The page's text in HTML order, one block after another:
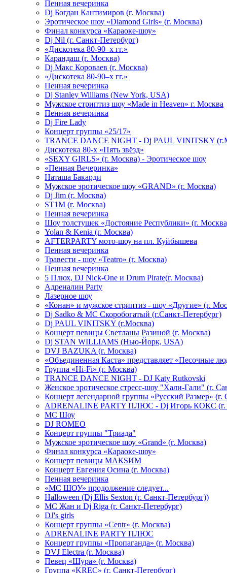
Пенная вечеринка
Dj Богдан Кантимиров (г. Москва)
Эротическое шоу «Diamond Girls» (г. Москва)
Финал конкурса «Караоке-шоу»
Dj Nil (г. Санкт-Петербург)
«Дискотека 80-90–х гг.»
Карандаш (г. Москва)
Dj Макс Короваев (г. Москва)
«Дискотека 80-90–х гг.»
Пенная вечеринка
Dj Stanley Williams (New York, USA)
Мужское стриптиз шоу «Made in Heaven» г. Москва
Пенная вечеринка
Dj Fire Lady
Концерт группы «25/17»
TRANCE DANCE NIGHT - Dj PAUL VINITSKY
Дискотека 80-х «Пять звёзд»
«SEXY GIRLS» (г. Москва) - Эротическое шоу
«Пенная Вечеринка»
Hаташа Бакарди
Мужское эротическое шоу «GRAND» (г. Москва)
Dj Jim (г. Москва)
ST1M (г. Москва)
Пенная вечеринка
Шоу толстушек «Достояние Республики» (г.
Yolan & Kenia (г. Москва)
AFTERPARTY мото-шоу на пл. Куйбышева
Пенная вечеринка
Травести - шоу «Teatro» (г. Москва)
Пенная вечеринка
5 Плюх, DJ Nick-One и Drum Pirate(г. Москва)
Адреналин Party
Лазерное шоу
«Конан» и мужское стриптиз - шоу «Другие» (г.
Dj Sadko & МС Скоробогатый (г.Санкт-Петербург)
Dj PAUL VINITSKY (г.Москва)
Концерт певицы Светланы Разиной (г. Москва)
Dj STAN WILLIAMS (Нью-Йорк, USA)
DVJ BAZUKA (г. Москва)
«Объединенная Каста» представляет «Песочные
Группа «Hi-Fi» (г. Москва)
TRANCE DANCE NIGHT - DJ Katy Rutkovski
Женское эротическое стресс-шоу "Хали-Гали" (г.
Концерт легендарной группы «Русский Размер» (г.
ADRENALINE PARTY ПЛЮС - Dj Игорь КОКС (г.
MC Шоу
DJ ROMEO
Концерт группы "Триада"
Мужское эротическое шоу «Grand» (г. Москва)
Финал конкурса «Караоке-шоу»
Концерт певицы МАКSИМ
Концерт Евгения Осина (г. Москва)
Пенная вечеринка
«МС ШОУ» продолжение следует...
Halloween (Dj Ellis Sexton (г. Санкт-Петербург))
МС Жан и Dj Riga (г. Санкт-Петербург)
DJ's girls
Концерт группы «Centr» (г. Москва)
ADRENALINE PARTY ПЛЮС
Концерт группы «Пропаганда» (г. Москва)
DVJ Electra (г. Москва)
Певец «Шура» (г. Москва)
Группа «KREC» (г. Санкт-Петербург)